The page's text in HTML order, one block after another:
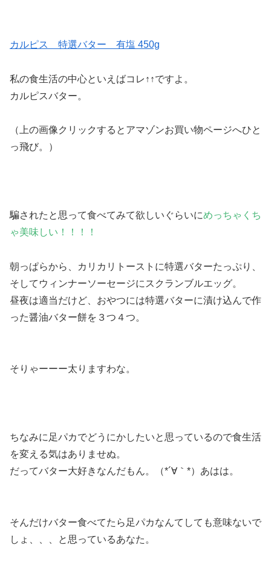
カルピス 特選バター 有塩 450g
私の食生活の中心といえばコレ↑↑ですよ。
カルピスバター。
（ 上の画像クリックするとアマゾンお買い物ページへひと
っ飛び。
）
騙されたと思って食べてみて欲しいぐらいにめっちゃくち
ゃ美味しい！！！！
朝っぱらから、 カリカリトーストに特選バターたっぷり
そしてウィンナーソーセージにスクランブルエッグ。
昼夜は適当だけど、おやつには特選バターに漬け込んで作
った醤油バター餅を３つ４つ。
そりゃーーー太りますわな。
ちなみに足パカでどうにかしたいと思っているので食生活
を変える気はありませぬ。
だってバター大好きなんだもん。（*´∀｀*）あはは。
そんだけバター食べてたら足パカなんてしても意味ないで
しょ、、、と思っているあなた。